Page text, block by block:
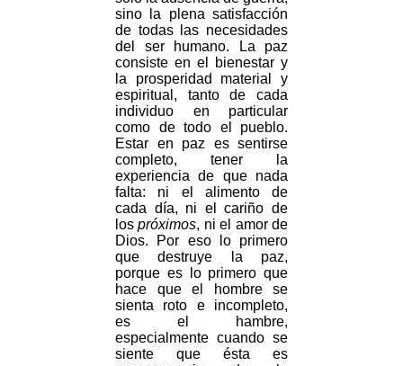
sino la plena satisfacción
de todas las necesidades
del ser humano. La paz
consiste en el bienestar y
la prosperidad material y
espiritual, tanto de cada
individuo en particular
como de todo el pueblo.
Estar en paz es sentirse
completo, tener la
experiencia de que nada
falta: ni el alimento de
cada día, ni el cariño de
lospróximos, ni el amor de
Dios. Por eso lo primero
que destruye la paz,
porque es lo primero que
hace que el hombre se
sienta roto e incompleto,
es el hambre,
especialmente cuando se
siente que ésta es